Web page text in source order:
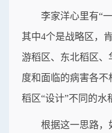
李家洋心里有“
其中4个是战略区，
游稻区、东北稻区、
度和面临的病害各不
稻区“设计”不同的水
根据这一思路，